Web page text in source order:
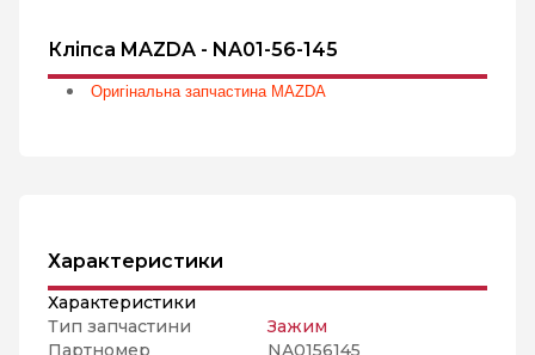
Кліпса MAZDA - NA01-56-145
Оригінальна запчастина MAZDA
Характеристики
Характеристики
Тип запчастини
Зажим
Партномер
NA0156145